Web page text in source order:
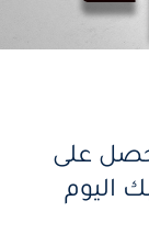
على
اليوم